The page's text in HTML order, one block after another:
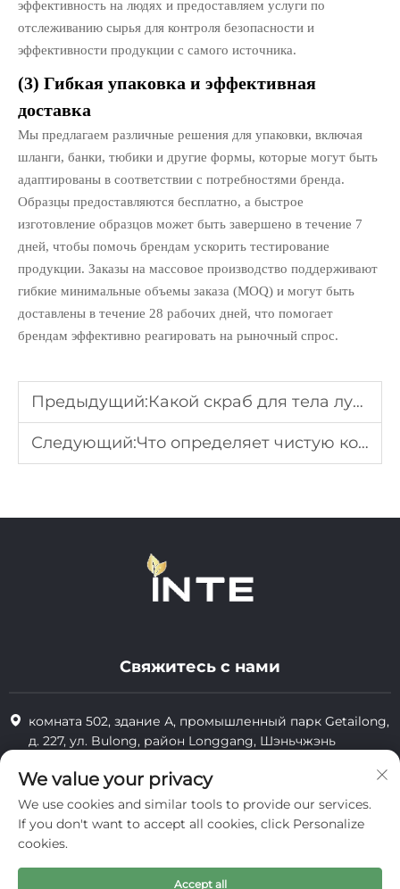
эффективность на людях и предоставляем услуги по
отслеживанию сырья для контроля безопасности и
эффективности продукции с самого источника.
(3) Гибкая упаковка и эффективная
доставка
Мы предлагаем различные решения для упаковки, включая
шланги, банки, тюбики и другие формы, которые могут быть
адаптированы в соответствии с потребностями бренда.
Образцы предоставляются бесплатно, а быстрое
изготовление образцов может быть завершено в течение 7
дней, чтобы помочь брендам ускорить тестирование
продукции. Заказы на массовое производство поддерживают
гибкие минимальные объемы заказа (MOQ) и могут быть
доставлены в течение 28 рабочих дней, что помогает
брендам эффективно реагировать на рыночный спрос.
Предыдущий:Какой скраб для тела лучше всего подходит для чувствительной кожи?
Следующий:Что определяет чистую косметику в производственных стандартах?
Свяжитесь с нами
комната 502, здание А, промышленный парк Getailong,
д. 227, ул. Bulong, район Longgang, Шэньчжэнь
+86-13823773549
[email protected]
We value your privacy
We use cookies and similar tools to provide our services.
If you don't want to accept all cookies, click Personalize
cookies.
Accept all